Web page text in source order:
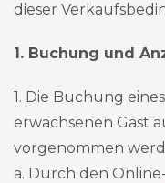
dieser
1. Buchung und
1. Die Buchung
erwachsenen Gast
vorgenommen
a. Durch den